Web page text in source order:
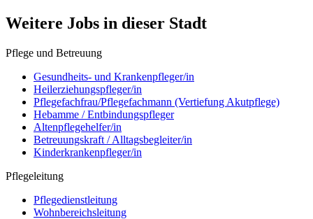
Weitere Jobs in dieser Stadt
Pflege und Betreuung
Gesundheits- und Krankenpfleger/in
Heilerziehungspfleger/in
Pflegefachfrau/Pflegefachmann (Vertiefung Akutpflege)
Hebamme / Entbindungspfleger
Altenpflegehelfer/in
Betreuungskraft / Alltagsbegleiter/in
Kinderkrankenpfleger/in
Pflegeleitung
Pflegedienstleitung
Wohnbereichsleitung